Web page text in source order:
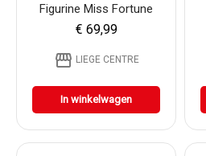
Figurine Miss Fortune
€ 69,99
storefront LIEGE CENTRE
In winkelwagen